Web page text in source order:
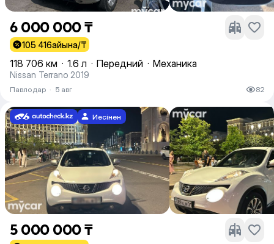
6 000 000 ₸
105 416айына/₸
118 706 км · 1.6 л · Передний · Механика
Nissan Terrano 2019
Павлодар · 5 авг 82
Иесінен
5 000 000 ₸